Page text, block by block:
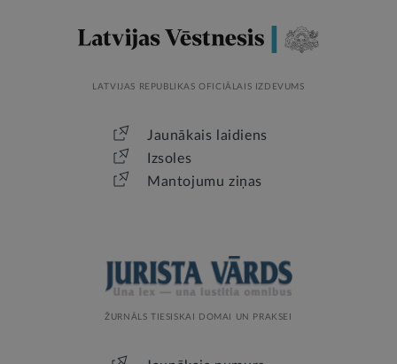
LATVIJAS REPUBLIKAS OFICIĀLAIS IZDEVUMS
Jaunākais laidiens
Izsoles
Mantojumu ziņas
ŽURNĀLS TIESISKAI DOMAI UN PRAKSEI